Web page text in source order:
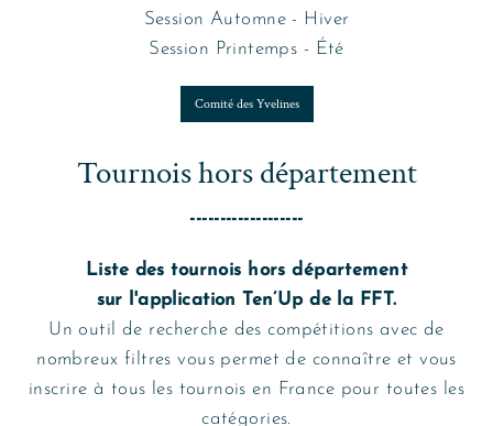
Session Automne - Hiver
Session Printemps - Été
Comité des Yvelines
Tournois hors département
-------------------
Liste des tournois hors département
sur l'application Ten’Up de la FFT.
Un outil de recherche des compétitions avec de
nombreux filtres vous permet de connaître et vous
inscrire à tous les tournois en France pour toutes les
catégories.